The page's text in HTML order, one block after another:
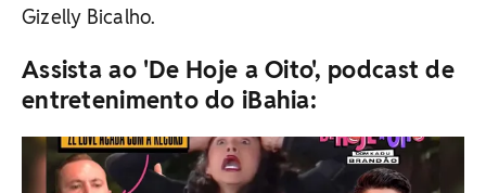
Gizelly Bicalho.
Assista ao 'De Hoje a Oito', podcast de
entretenimento do iBahia: